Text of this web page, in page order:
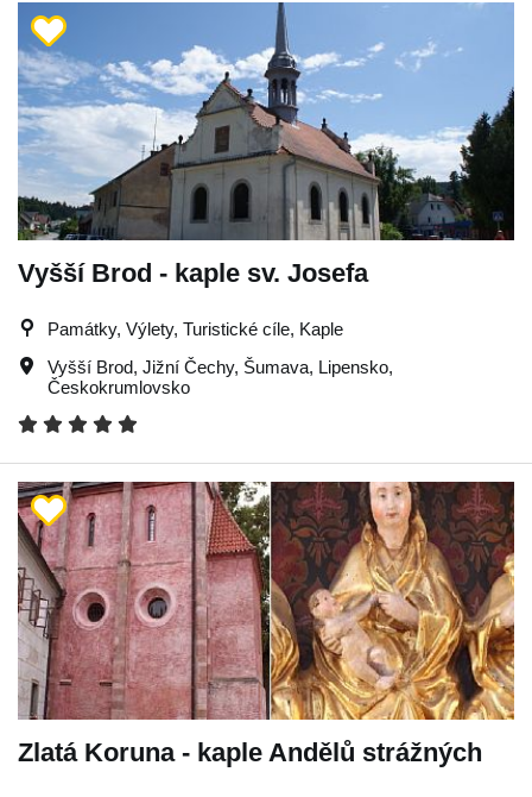
Vyšší Brod - kaple sv. Josefa
Památky, Výlety, Turistické cíle, Kaple
Vyšší Brod, Jižní Čechy, Šumava, Lipensko,
Českokrumlovsko
Zlatá Koruna - kaple Andělů strážných